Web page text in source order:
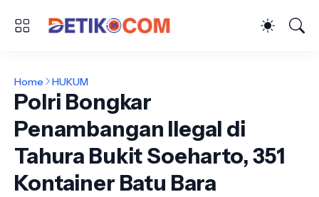
Home HUKUM
Polri Bongkar
Penambangan Ilegal di
Tahura Bukit Soeharto, 351
Kontainer Batu Bara